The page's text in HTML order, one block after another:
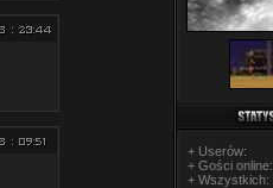
+ Userów:
+ Gości online:
+ Wszystkich: